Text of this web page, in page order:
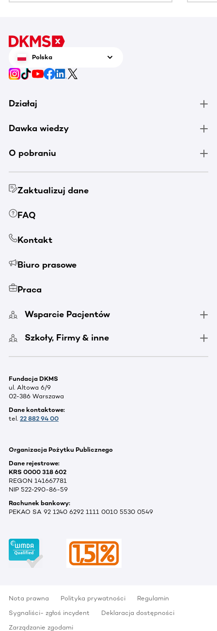
Polska
Działaj
Dawka wiedzy
O pobraniu
Zaktualizuj dane
FAQ
Kontakt
Biuro prasowe
Praca
Wsparcie Pacjentów
Szkoły, Firmy & inne
Fundacja DKMS
ul. Altowa 6/9
02-386 Warszawa
Dane kontaktowe:
tel. 22 882 94 00
Organizacja Pożytku Publicznego
Dane rejestrowe:
KRS 0000 318 602
REGON 141667781
NIP 522-290-86-59
Rachunek bankowy:
PEKAO SA 92 1240 6292 1111 0010 5530 0549
Nota prawna Polityka prywatności
Regulamin
Sygnaliści- zgłoś incydent
Deklaracja dostępności
Zarządzanie zgodami